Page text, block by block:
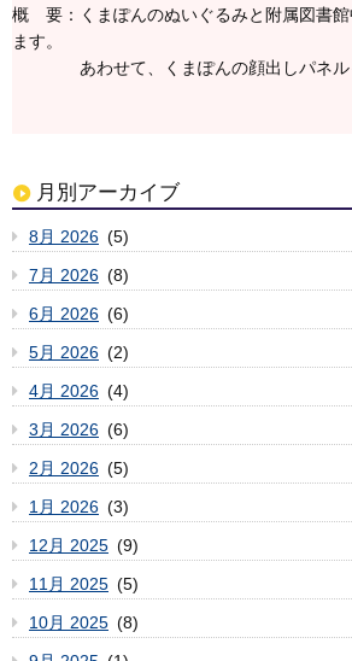
概 要：くまぽんのぬいぐるみと附属図書館
ます。
あわせて、くまぽんの顔出しパネルも
月別アーカイブ
8月 2026 (5)
7月 2026 (8)
6月 2026 (6)
5月 2026 (2)
4月 2026 (4)
3月 2026 (6)
2月 2026 (5)
1月 2026 (3)
12月 2025 (9)
11月 2025 (5)
10月 2025 (8)